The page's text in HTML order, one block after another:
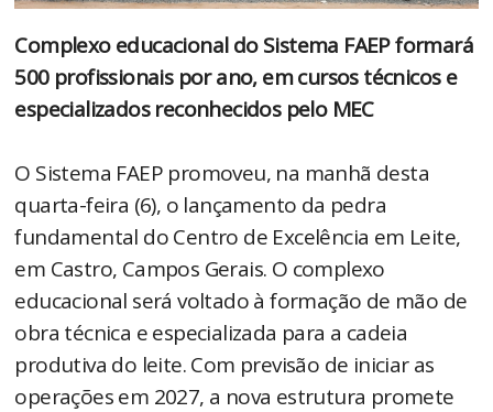
Complexo educacional do Sistema FAEP formará
500 profissionais por ano, em cursos técnicos e
especializados reconhecidos pelo MEC
O Sistema FAEP promoveu, na manhã desta
quarta-feira (6), o lançamento da pedra
fundamental do Centro de Excelência em Leite,
em Castro, Campos Gerais. O complexo
educacional será voltado à formação de mão de
obra técnica e especializada para a cadeia
produtiva do leite. Com previsão de iniciar as
operações em 2027, a nova estrutura promete